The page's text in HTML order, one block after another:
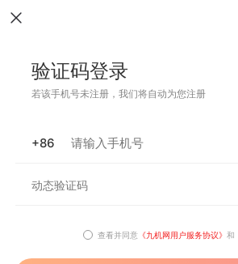
验证码登录
若该手机号未注册，我们将自动为您注册
+86
查看并同意 《九机网用户服务协议》 和